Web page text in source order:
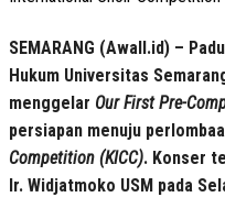
SEMARANG (Awall.id) –
Hukum Universitas
menggelar Our First Pre-
persiapan menuju
Competition (KICC). Konser
Ir. Widjatmoko USM pada